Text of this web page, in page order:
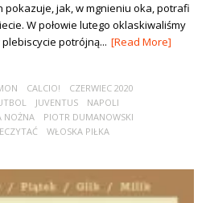
pokazuje, jak, w mgnieniu oka, potrafi
W połowie lutego oklaskiwaliśmy
plebiscycie potrójną... [Read More]
CALCIO!
CZERWIEC 2020
JUVENTUS
NAPOLI
NOŻNA
PIOTR DUMANOWSKI
WŁOSKA PIŁKA